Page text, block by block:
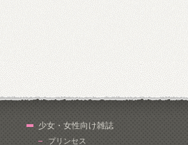
少女・女性向け雑誌
プリンセス